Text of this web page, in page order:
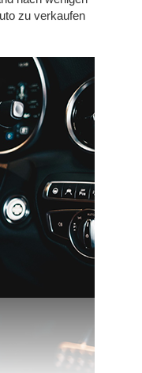
Indem man
oder das Teilen
Solch ein
eine Kultur der
Es
auch die
ist es
stets mehr zu
deliver“.
haben, ist
in
Denn am
verstreichen
zu verkaufen